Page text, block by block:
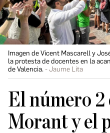
Imagen de Vicent Mascarell y
la protesta de docentes en la
de Valencia.
Jaume Lita
El número 2
Morant y el